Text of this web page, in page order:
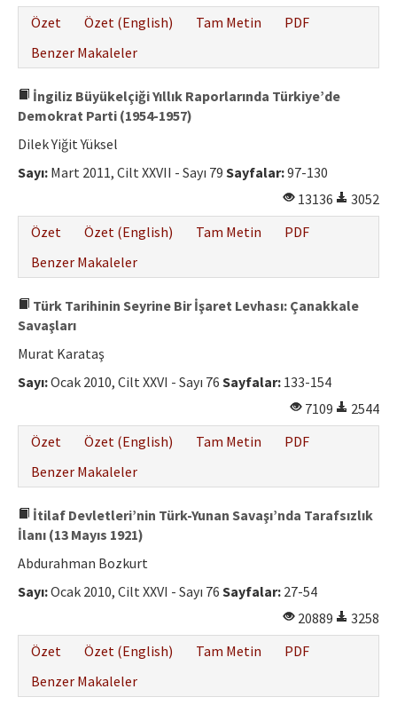
Özet
Özet (English) Tam Metin
PDF
Benzer Makaleler
İngiliz Büyükelçiği Yıllık Raporlarında Türkiye’de
Demokrat Parti (1954-1957)
Dilek Yiğit Yüksel
Sayı: Mart 2011, Cilt XXVII - Sayı 79 Sayfalar:97-130
13136
3052
Özet
Özet (English) Tam Metin
PDF
Benzer Makaleler
Türk Tarihinin Seyrine Bir İşaret Levhası: Çanakkale
Savaşları
Murat Karataş
Sayı:Ocak 2010, Cilt XXVI - Sayı 76 Sayfalar: 133-154
7109
2544
Özet
Özet (English) Tam Metin
PDF
Benzer Makaleler
İtilaf Devletleri’nin Türk-Yunan Savaşı’nda Tarafsızlık
İlanı (13 Mayıs 1921)
Abdurahman Bozkurt
Sayı:Ocak 2010, Cilt XXVI - Sayı 76 Sayfalar: 27-54
20889
3258
Özet
Özet (English) Tam Metin
PDF
Benzer Makaleler